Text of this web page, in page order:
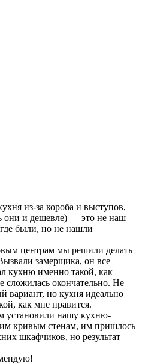
из-за короба и выступов,
они и дешевле) — это не наш
были, но не нашли
центрам мы решили делать
замерщика, он все
кухню именно такой, как
сложилась окончательно. Не
вариант, но кухня идеально
как мне нравится.
установили нашу кухню-
кривым стенам, им пришлось
шкафчиков, но результат